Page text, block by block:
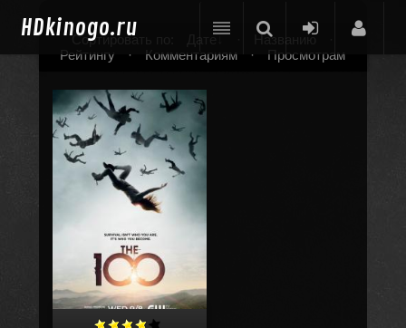
HDkinogo.ru
Сортировать по: Дате Названию
Рейтингу
· Комментариям · Просмотрам